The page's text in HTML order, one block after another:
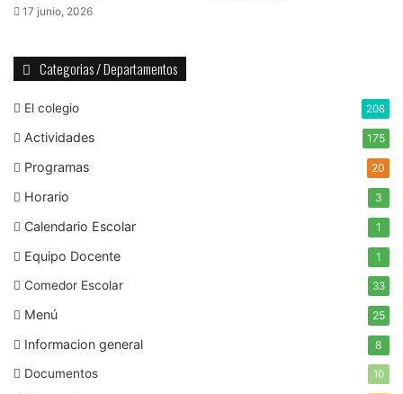
17 junio, 2026
Categorias / Departamentos
El colegio 208
Actividades 175
Programas 20
Horario 3
Calendario Escolar 1
Equipo Docente 1
Comedor Escolar 33
Menú 25
Informacion general 8
Documentos 10